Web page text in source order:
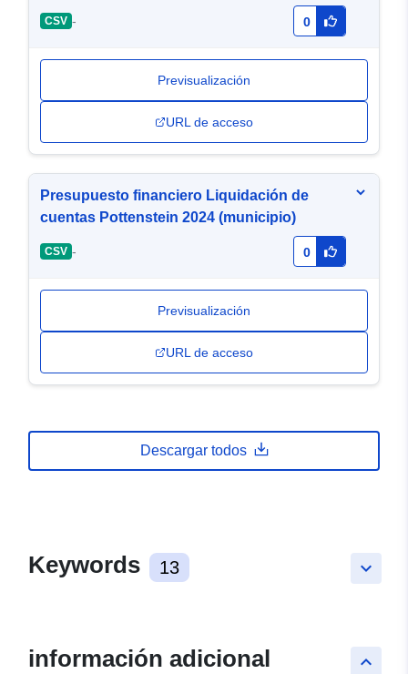
CSV - 0
Previsualización
URL de acceso
Presupuesto financiero Liquidación de
cuentas Pottenstein 2024 (municipio)
CSV - 0
Previsualización
URL de acceso
Descargar todos
keyboard_arrow_down
Keywords 13
keyboard_arrow_up
información adicional